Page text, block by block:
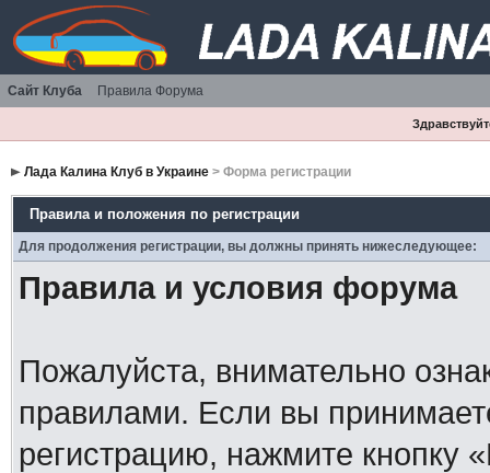
Сайт Клуба Правила Форума
Лада Калина Клуб в Украине> Форма регистрации
Правила и положения по регистрации
Для продолжения регистрации, вы должны принять нижеследующее:
Правила и условия форума
Пожалуйста, внимательно
правилами. Если вы
регистрацию, нажмите кнопку